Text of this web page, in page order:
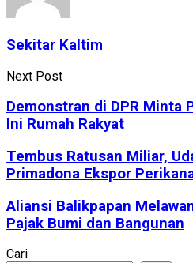
Sekitar Kaltim
Next Post
Demonstran di DPR Minta
Ini Rumah Rakyat
Tembus Ratusan Miliar,
Primadona Ekspor
Aliansi Balikpapan
Pajak Bumi dan Bangunan
Cari